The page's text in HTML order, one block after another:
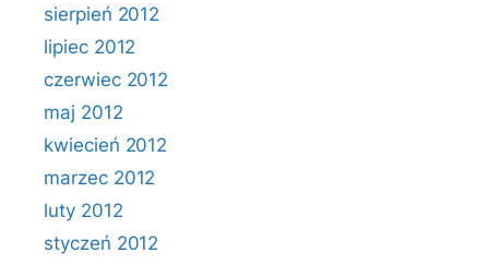
sierpień 2012
lipiec 2012
czerwiec 2012
maj 2012
kwiecień 2012
marzec 2012
luty 2012
styczeń 2012